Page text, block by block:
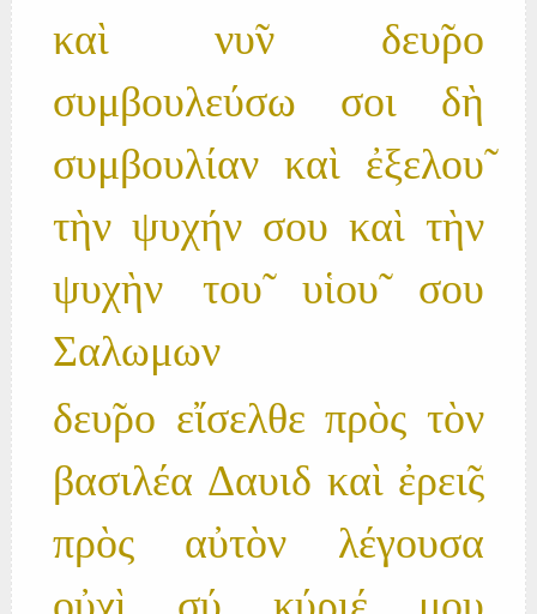
καὶ νυ̃ν δευ̃ρο
συμβουλεύσω σοι δὴ
συμβουλίαν καὶ ἐξελου̃
τὴν ψυχήν σου καὶ τὴν
ψυχὴν του̃ υἱου̃ σου
Σαλωμων
δευ̃ρο εἴσελθε πρὸς τὸν
βασιλέα Δαυιδ καὶ ἐρει̃ς
πρὸς αὐτὸν λέγουσα